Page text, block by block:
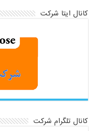
کانال ایتا شرکت
کانال تلگرام شرکت